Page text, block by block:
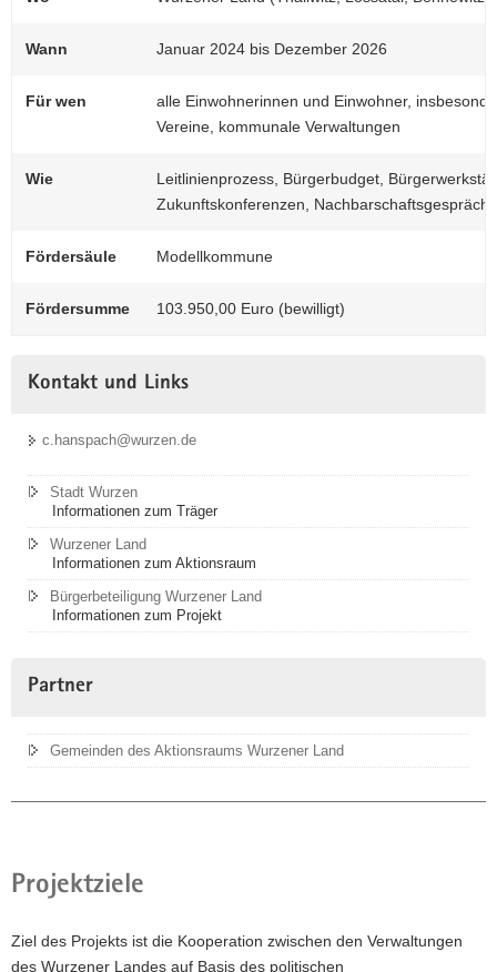
Wann Januar 2024 bis Dezember 2026
Für wen
alle Einwohnerinnen und Einwohner,
Vereine, kommunale Verwaltungen
Wie
Leitlinienprozess, Bürgerbudget,
Zukunftskonferenzen,
Fördersäule Modellkommune
Fördersumme 103.950,00 Euro (bewilligt)
Kontakt und Links
c.hanspach@wurzen.de
Stadt Wurzen
Informationen zum Träger
Wurzener Land
Informationen zum Aktionsraum
Bürgerbeteiligung Wurzener Land
Informationen zum Projekt
Partner
Gemeinden des Aktionsraums Wurzener Land
Projektziele
Ziel des Projekts ist die Kooperation zwischen den Verwaltungen
des Wurzener Landes auf Basis des politischen